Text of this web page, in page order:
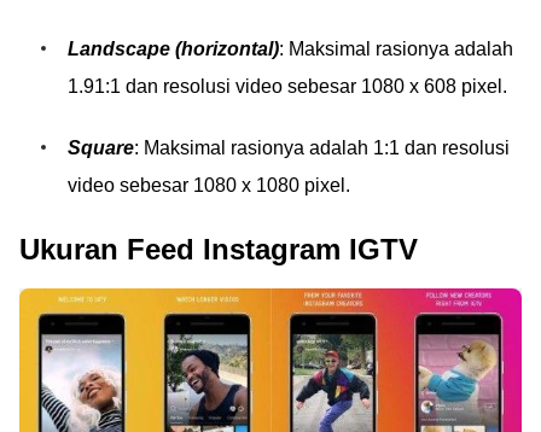
Landscape (horizontal): Maksimal rasionya adalah
1.91:1 dan resolusi video sebesar 1080 x 608 pixel.
Square: Maksimal rasionya adalah 1:1 dan resolusi
video sebesar 1080 x 1080 pixel.
Ukuran Feed Instagram IGTV